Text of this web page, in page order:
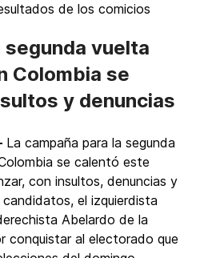
de los comicios
segunda vuelta
Colombia se
y denuncias
La campaña para la segunda
se calentó este
con insultos, denuncias y
el izquierdista
Abelardo de la
conquistar al electorado que